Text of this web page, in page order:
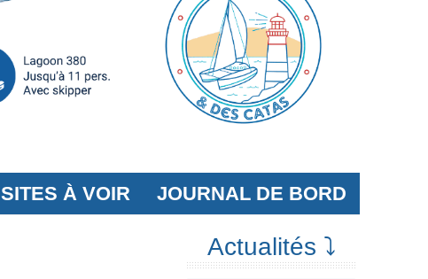
SITES À VOIR JOURNAL DE BORD
Actualités ⤵️